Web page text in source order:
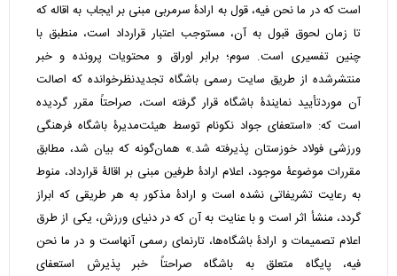
است که در ما نحن فیه، قول به ارادۀ سرمربی مبنی بر ایجاب به اقاله که
تا زمان لحوق قبول به آن، مستوجب اعتبار قرارداد است، منطبق با
چنین تفسیری است. سوم؛ برابر اوراق و محتویات پرونده و خبر
منتشرشده از طریق سایت رسمی باشگاه تجدیدنظرخوانده که اصالت
آن موردتأیید نمایندۀ باشگاه قرار گرفته است، صراحتاً مقرر گردیده
است که: «استعفای جواد نکونام توسط هیئت‌مدیرۀ باشگاه فرهنگی
ورزشی فولاد خوزستان پذیرفته شد.» همان‌گونه که بیان شد، مطابق
مقررات موضوعۀ موجود، اعلام ارادۀ طرفین مبنی بر اقالۀ قرارداد، منوط
به رعایت تشریفاتی نشده است و ارادۀ مذکور به هر طریقی که ابراز
گردد، منشأ اثر است و با عنایت به آن که در دنیای ورزش، یکی از طرق
اعلام تصمیمات و ارادۀ باشگاه‌ها، تارنمای رسمی آنهاست و در ما نحن
فیه، پایگاه متعلق به باشگاه صراحتاً خبر پذیرش استعفای